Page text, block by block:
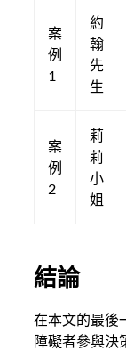
案
例
1
約
翰
先
生
案
例
2
莉
莉
小
姐
結論
在本文的最後
障礙者參與決